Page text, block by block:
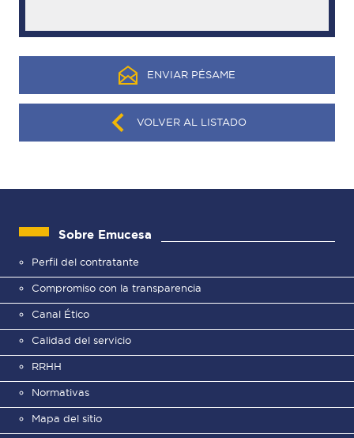
ENVIAR PÉSAME
VOLVER AL LISTADO
Sobre Emucesa
Perfil del contratante
Compromiso con la transparencia
Canal Ético
Calidad del servicio
RRHH
Normativas
Mapa del sitio